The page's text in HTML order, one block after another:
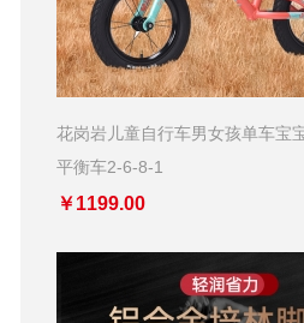
花岗岩儿童自行车男女孩单车宝
平衡车2-6-8-1
￥1199.00